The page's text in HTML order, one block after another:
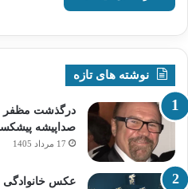
نوشته های تازه
درگذشت مظفر
صداپیشه
17 مرداد 1405
عکس خانوادگی